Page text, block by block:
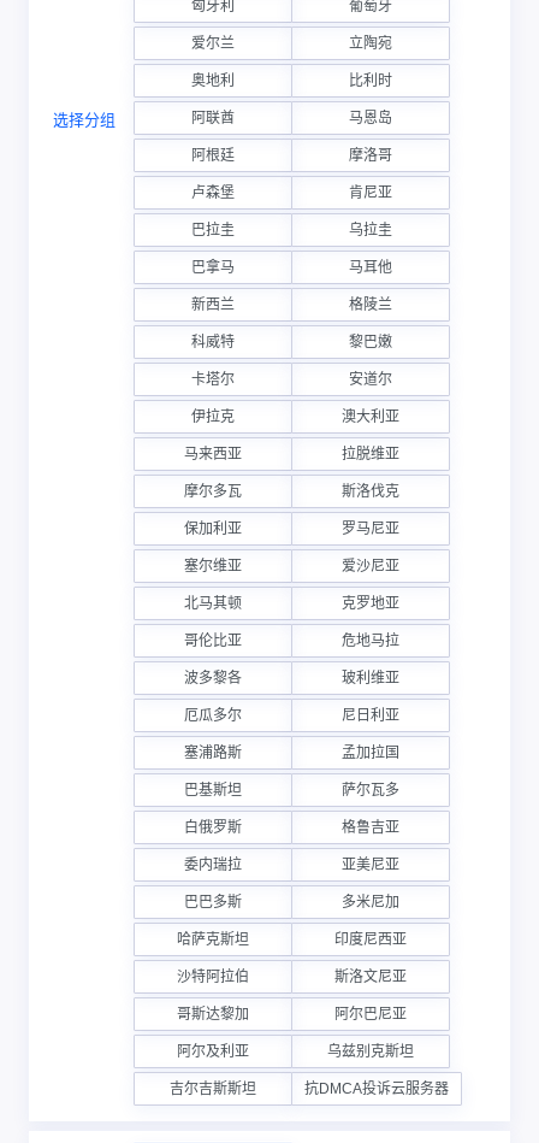
选择分组
匈牙利 葡萄牙
爱尔兰 立陶宛
奥地利 比利时
阿联酋 马恩岛
阿根廷 摩洛哥
卢森堡 肯尼亚
巴拉圭 乌拉圭
巴拿马 马耳他
新西兰 格陵兰
科威特 黎巴嫩
卡塔尔 安道尔
伊拉克 澳大利亚
马来西亚 拉脱维亚
摩尔多瓦 斯洛伐克
保加利亚 罗马尼亚
塞尔维亚 爱沙尼亚
北马其顿 克罗地亚
哥伦比亚 危地马拉
波多黎各 玻利维亚
厄瓜多尔 尼日利亚
塞浦路斯 孟加拉国
巴基斯坦 萨尔瓦多
白俄罗斯 格鲁吉亚
委内瑞拉 亚美尼亚
巴巴多斯 多米尼加
哈萨克斯坦 印度尼西亚
沙特阿拉伯 斯洛文尼亚
哥斯达黎加 阿尔巴尼亚
阿尔及利亚 乌兹别克斯坦
吉尔吉斯斯坦 抗DMCA投诉云服务器